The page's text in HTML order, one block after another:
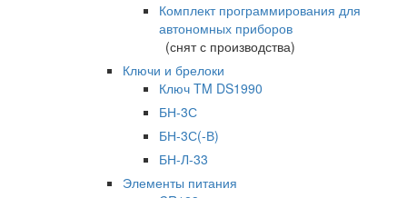
Комплект программирования для
автономных приборов
(снят с производства)
Ключи и брелоки
Ключ TM DS1990
БН-3С
БН-3С(-В)
БН-Л-33
Элементы питания